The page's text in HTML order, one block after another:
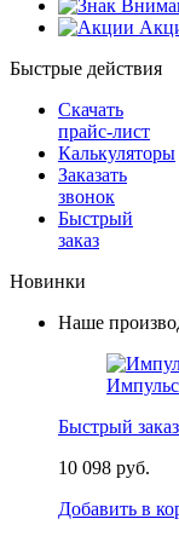
Быстрые действия
Скачать
прайс-лист
Калькуляторы
Заказать
звонок
Быстрый
заказ
Новинки
Наше
Быстрый заказ
10 098 руб.
Добавить в